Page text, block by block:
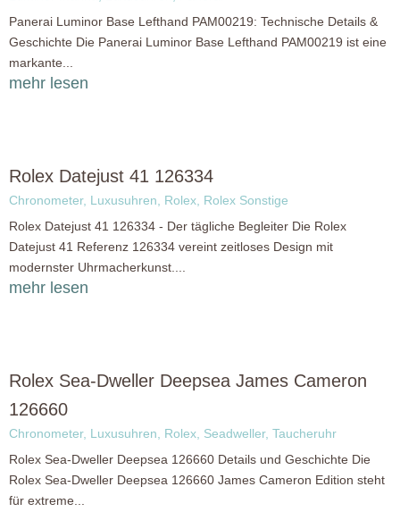
Panerai Luminor Base Lefthand PAM00219: Technische Details &
Geschichte Die Panerai Luminor Base Lefthand PAM00219 ist eine
markante...
mehr lesen
Rolex Datejust 41 126334
Chronometer, Luxusuhren Rolex Rolex Sonstige
Rolex Datejust 41 126334 - Der tägliche Begleiter Die Rolex
Datejust 41 Referenz 126334 vereint zeitloses Design mit
modernster Uhrmacherkunst....
mehr lesen
Rolex Sea-Dweller Deepsea James Cameron
126660
Chronometer, Luxusuhren Rolex Seadweller, Taucheruhr
Rolex Sea-Dweller Deepsea 126660 Details und Geschichte Die
Rolex Sea-Dweller Deepsea 126660 James Cameron Edition steht
für extreme...